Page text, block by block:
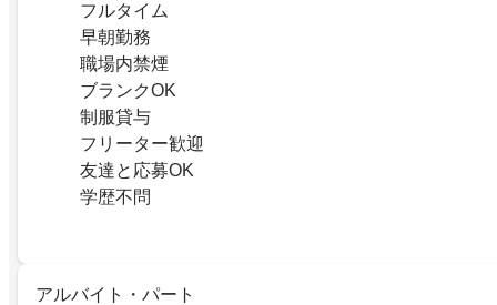
フルタイム
早朝勤務
職場内禁煙
ブランクOK
制服貸与
フリーター歓迎
友達と応募OK
学歴不問
アルバイト・パート